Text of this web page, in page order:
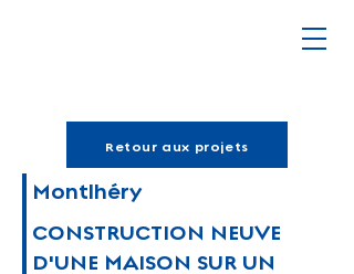
Retour aux projets
Montlhéry
CONSTRUCTION NEUVE
D'UNE MAISON SUR UN